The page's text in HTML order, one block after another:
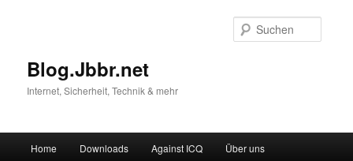
Blog.Jbbr.net
Internet, Sicherheit, Technik & mehr
Zum
Zum
Home Downloads Against ICQ Über uns